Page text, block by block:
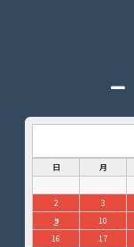
日 月
2
3
9
10
16
17